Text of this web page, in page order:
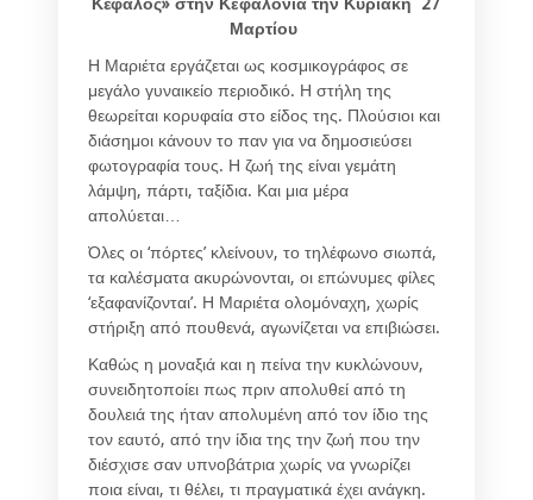
Μαρτίου
Η Μαριέτα εργάζεται ως κοσμικογράφος σε
μεγάλο γυναικείο περιοδικό. Η στήλη της
θεωρείται κορυφαία στο είδος της. Πλούσιοι και
διάσημοι κάνουν το παν για να δημοσιεύσει
φωτογραφία τους. Η ζωή της είναι γεμάτη
λάμψη, πάρτι, ταξίδια. Και μια μέρα
απολύεται…
Όλες οι ‘πόρτες’ κλείνουν, το τηλέφωνο σιωπά,
τα καλέσματα ακυρώνονται, οι επώνυμες φίλες
‘εξαφανίζονται’. Η Μαριέτα ολομόναχη, χωρίς
στήριξη από πουθενά, αγωνίζεται να επιβιώσει.
Καθώς η μοναξιά και η πείνα την κυκλώνουν,
συνειδητοποίει πως πριν απολυθεί από τη
δουλειά της ήταν απολυμένη από τον ίδιο της
τον εαυτό, από την ίδια της την ζωή που την
διέσχισε σαν υπνοβάτρια χωρίς να γνωρίζει
ποια είναι, τι θέλει, τι πραγματικά έχει ανάγκη.